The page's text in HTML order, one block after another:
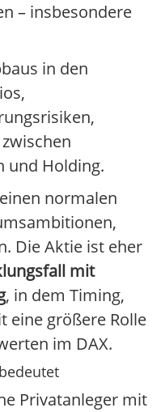
– insbesondere
in den
und Holding.
normalen
Die Aktie ist eher
mit
, in dem Timing,
eine größere Rolle
im DAX.
Privatanleger mit